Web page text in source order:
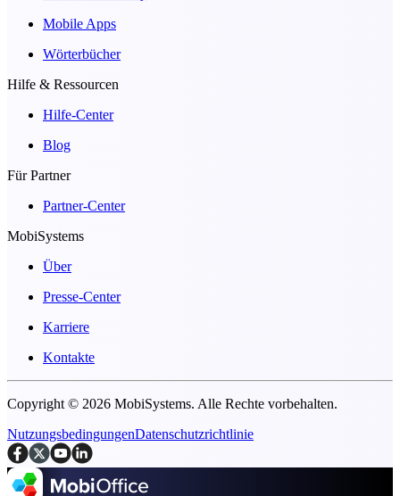
Mobile Apps
Wörterbücher
Hilfe & Ressourcen
Hilfe-Center
Blog
Für Partner
Partner-Center
MobiSystems
Über
Presse-Center
Karriere
Kontakte
Copyright © 2026 MobiSystems. Alle Rechte vorbehalten.
NutzungsbedingungenDatenschutzrichtlinie